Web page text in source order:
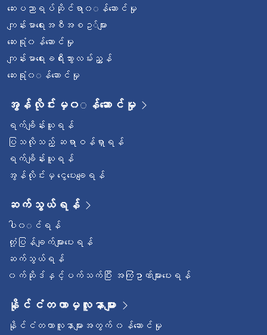
ဆေးပညာရပ်ဆိုင်ရာ၀◌န်ဆောင်မှု
ကျန်းမာရေးအစီအစဥ◌်များ
ဆေးရုံ၀န်ဆောင်မှု
ကျန်းမာရေးခရီးသွားလမ်းညွှန်
ဆေးရုံ၀◌န်ဆောင်မှု
အွန်လိုင်းမှ၀◌န်ဆောင်မှု
ရက်ချိန်းယူရန်
ပြသလိုသည့် ဆရာဝန်ရှာရန်
ရက်ချိန်းယူရန်
အွန်လိုင်းမှ ငွေပေးချေရန်
ဆက်သွယ်ရန်
ပါ၀◌င်ရန်
တုံ့ပြန်ချက်များပေးရန်
ဆက်သွယ်ရန်
၀က်ဆိုဒ်နှင့်ပက်သက်ပြီး အကြံဥာဏ်များပေးရန်
နိုင်ငံတကာမှလူနာများ
နိုင်ငံတကာလူနာများအတွက် ၀န်ဆောင်မှု